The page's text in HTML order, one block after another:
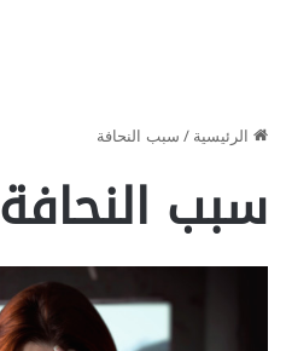
الرئيسية/سبب النحافة
سبب النحافة